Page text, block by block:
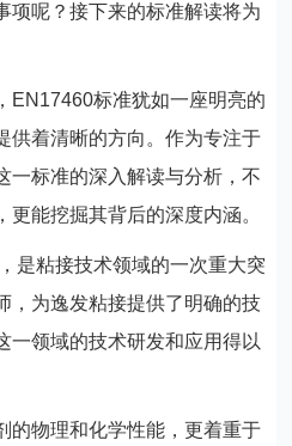
项呢？接下来的标准解读将为
EN17460标准犹如一座明亮的
供着清晰的方向。作为专注于
一标准的深入解读与分析，不
能挖掘其背后的深度内涵。
是粘接技术领域的一次重大突
，为逸发粘接提供了明确的技
一领域的技术研发和应用得以
的物理和化学性能，更着重于